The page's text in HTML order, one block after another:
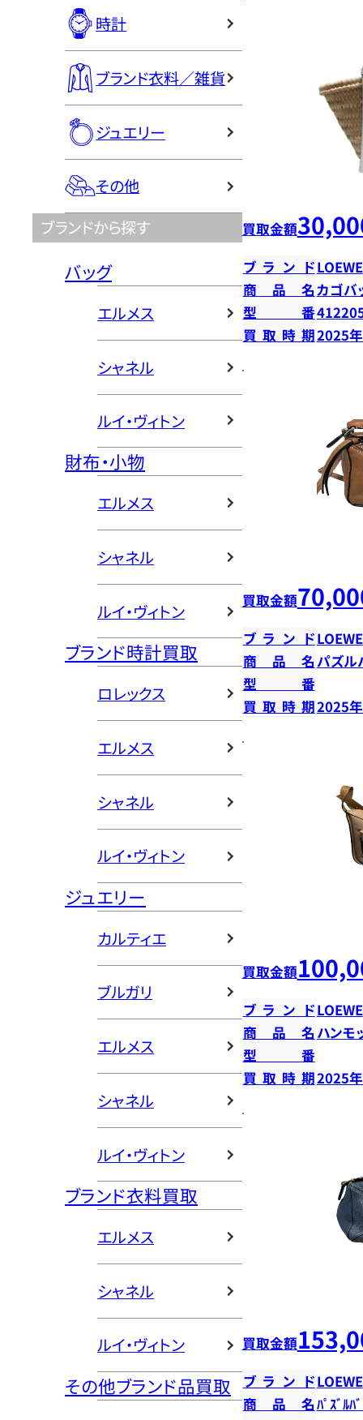
時計
ブランド衣料／雑貨
ジュエリー
その他
ブランドから探す
バッグ
エルメス
シャネル
ルイ・ヴィトン
財布・小物
エルメス
シャネル
ルイ・ヴィトン
ブランド時計買取
ロレックス
エルメス
シャネル
ルイ・ヴィトン
ジュエリー
カルティエ
ブルガリ
エルメス
シャネル
ルイ・ヴィトン
ブランド衣料買取
エルメス
シャネル
ルイ・ヴィトン
その他ブランド品買取
買取金額
ブランドLOEWE
商品名カゴバ
型番
買取時期2025
買取金額
ブランドLOEWE
商品名パズル
型番
買取時期2025
買取金額
ブランドLOEWE
商品名 ハン
型番
買取時期2025
買取金額
ブランドLOEWE
商品名ﾊﾟｽﾞﾙﾊ